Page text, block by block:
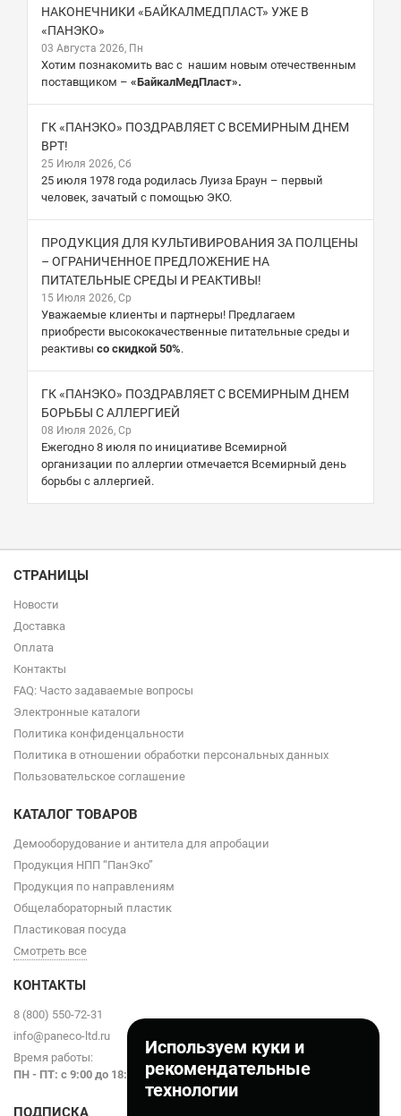
Используем куки и
рекомендательные
технологии
НАКОНЕЧНИКИ «БАЙКАЛМЕДПЛАСТ» УЖЕ В
«ПАНЭКО»
03 Августа 2026, Пн
Хотим познакомить вас с нашим новым отечественным
поставщиком – «БайкалМедПласт».
ГК «ПАНЭКО» ПОЗДРАВЛЯЕТ С ВСЕМИРНЫМ ДНЕМ
ВРТ!
25 Июля 2026, Сб
25 июля 1978 года родилась Луиза Браун – первый
человек, зачатый с помощью ЭКО.
ПРОДУКЦИЯ ДЛЯ КУЛЬТИВИРОВАНИЯ ЗА ПОЛЦЕНЫ
– ОГРАНИЧЕННОЕ ПРЕДЛОЖЕНИЕ НА
ПИТАТЕЛЬНЫЕ СРЕДЫ И РЕАКТИВЫ!
15 Июля 2026, Ср
Уважаемые клиенты и партнеры! Предлагаем
приобрести высококачественные питательные среды и
реактивы со скидкой 50%.
ГК «ПАНЭКО» ПОЗДРАВЛЯЕТ С ВСЕМИРНЫМ ДНЕМ
БОРЬБЫ С АЛЛЕРГИЕЙ
08 Июля 2026, Ср
Ежегодно 8 июля по инициативе Всемирной
организации по аллергии отмечается Всемирный день
борьбы с аллергией.
СТРАНИЦЫ
Новости
Доставка
Оплата
Контакты
FAQ: Часто задаваемые вопросы
Электронные каталоги
Политика конфиденцальности
Политика в отношении обработки персональных данных
Пользовательское соглашение
КАТАЛОГ ТОВАРОВ
Демооборудование и антитела для апробации
Продукция НПП “ПанЭко”
Продукция по направлениям
Общелабораторный пластик
Пластиковая посуда
Смотреть все
КОНТАКТЫ
8 (800) 550-72-31
info@paneco-ltd.ru
Время работы:
ПН - ПТ: с 9:00 до 18:00
ПОДПИСКА